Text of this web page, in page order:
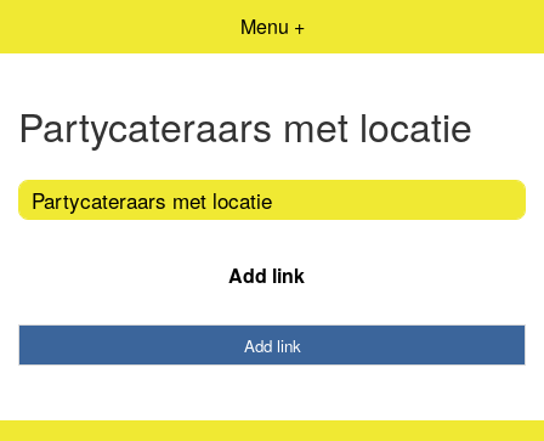
Menu +
Partycateraars met locatie
Partycateraars met locatie
Add link
Add link